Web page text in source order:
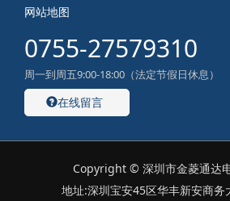
网站地图
0755-27579310
周一到周五9:00-18:00（法定节假日休息）
在线留言
Copyright © 深圳市金菱通达
地址:深圳宝安45区华丰新安商务